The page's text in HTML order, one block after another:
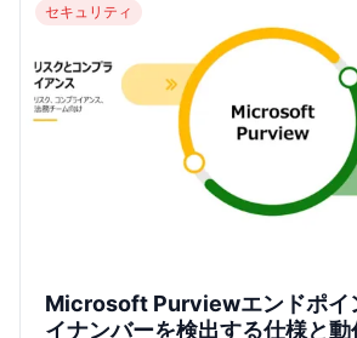
セキュリティ
Microsoft Purviewエンドポイ
イナンバーを検出する仕様と